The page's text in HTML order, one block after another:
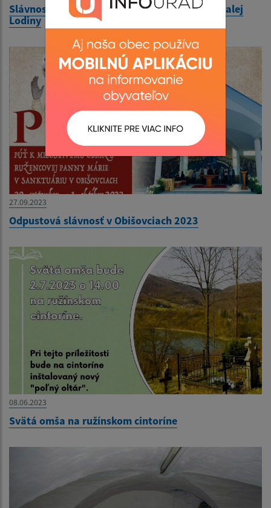
Slávnostná akadémia venovaná rodákom z Malej
Lodiny
27.09.2023
Odpustová slávnosť v Obišovciach 2023
08.06.2023
Svätá omša na ružínskom cintoríne